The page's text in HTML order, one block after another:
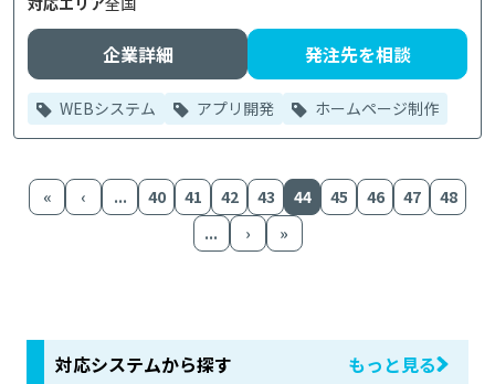
企業詳細 発注先を相談
WEBシステム アプリ開発 ホームページ制作
« ‹ ... 40 41 42 43 44 45 46 47
48
...
› »
対応システムから探す もっと見る